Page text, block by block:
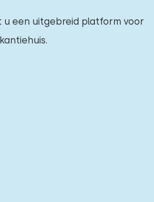
u een uitgebreid platform voor